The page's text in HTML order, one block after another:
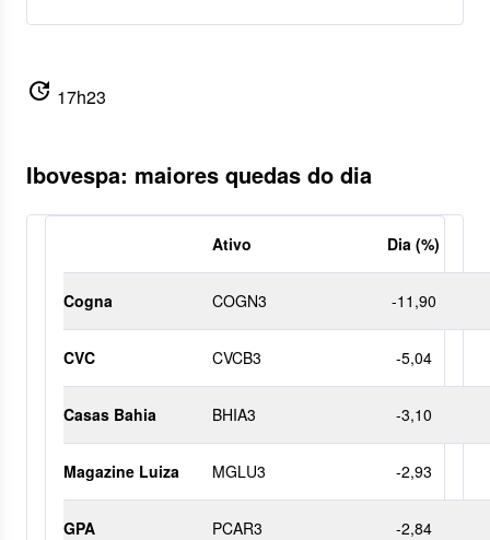
update 17h23
Ibovespa: maiores quedas do dia
Ativo Dia (%)
Cogna COGN3 -11,90
CVC CVCB3 -5,04
Casas Bahia BHIA3 -3,10
Magazine Luiza MGLU3 -2,93
GPA PCAR3 -2,84